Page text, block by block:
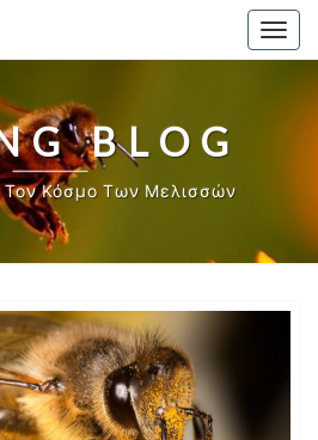
BLOG
Τον Κόσμο Των Μελισσών